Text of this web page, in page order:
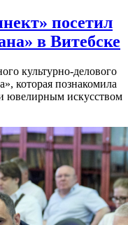
посетил
в Витебске
культурно-делового
которая познакомила
ювелирным искусством